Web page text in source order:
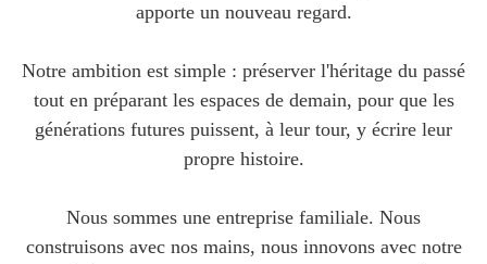
apporte un nouveau regard.
Notre ambition est simple : préserver l'héritage du passé
tout en préparant les espaces de demain, pour que les
générations futures puissent, à leur tour, y écrire leur
propre histoire.
Nous sommes une entreprise familiale. Nous
construisons avec nos mains, nous innovons avec notre